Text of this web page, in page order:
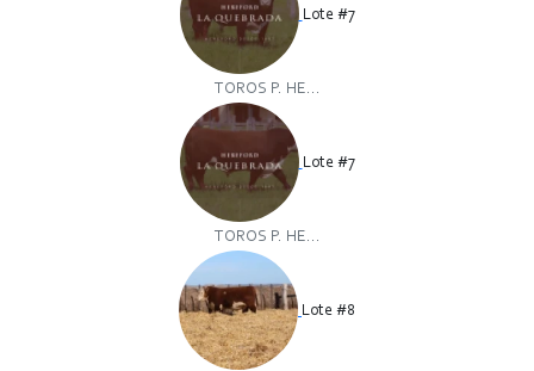
Lote #7
TOROS P. HE...
Lote #7
TOROS P. HE...
Lote #8